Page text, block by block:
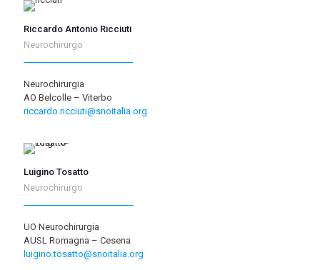
Riccardo Antonio Ricciuti
Neurochirurgo
Neurochirurgia
AO Belcolle – Viterbo
riccardo.ricciuti@snoitalia.org
Luigino Tosatto
Neurochirurgo
UO Neurochirurgia
AUSL Romagna – Cesena
luigino.tosatto@snoitalia.org